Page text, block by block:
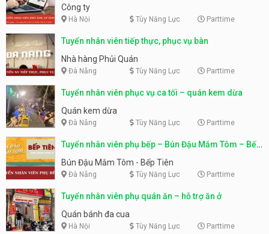
Công ty
Hà Nội Tùy Năng Lực Parttime
Tuyển nhân viên tiếp thực, phục vụ bàn
Nhà hàng Phủi Quán
Đà Nẵng Tùy Năng Lực Parttime
Tuyển nhân viên phục vụ ca tối – quán kem dừa
Quán kem dừa
Đà Nẵng Tùy Năng Lực Parttime
Tuyển nhân viên phụ bếp – Bún Đậu Mắm Tôm – Bếp
Tiên
Bún Đậu Mắm Tôm - Bếp Tiên
Đà Nẵng Tùy Năng Lực Parttime
Tuyển nhân viên phụ quán ăn – hỗ trợ ăn ở
Quán bánh đa cua
Hà Nội Tùy Năng Lực Parttime